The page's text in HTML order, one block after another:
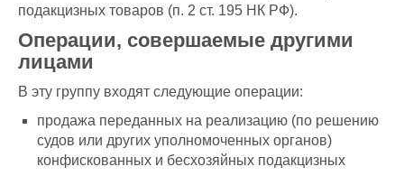
подакцизных товаров (п. 2 ст. 195 НК РФ).
Операции, совершаемые другими
лицами
В эту группу входят следующие операции:
продажа переданных на реализацию (по решению
судов или других уполномоченных органов)
конфискованных и бесхозяйных подакцизных